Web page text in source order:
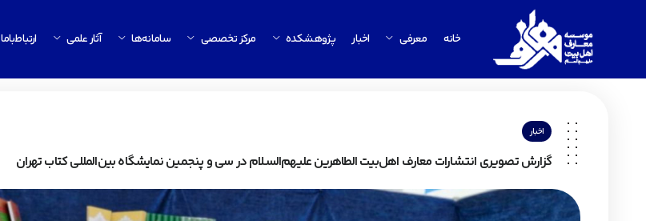
خانه معرفی اخبار پژوهشکده مرکز تخصصی سامانه‌ها آثار علمی ارتباط‌باما
اخبار
گزارش تصویری انتشارات معارف اهل‌بیت الطاهرین علیهم‌السلام در سی و پنجمین نمایشگاه بین‌المللی کتاب تهران